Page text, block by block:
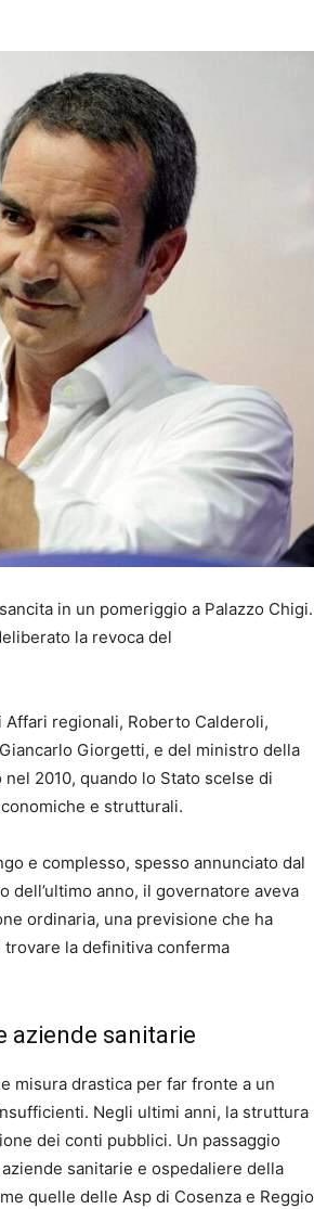
in un pomeriggio a Palazzo Chigi.
la revoca del
regionali, Roberto Calderoli,
Giorgetti, e del ministro della
2010, quando lo Stato scelse di
e strutturali.
e complesso, spesso annunciato dal
dell’ultimo anno, il governatore aveva
ordinaria, una previsione che ha
la definitiva conferma
aziende sanitarie
misura drastica per far fronte a un
Negli ultimi anni, la struttura
dei conti pubblici. Un passaggio
sanitarie e ospedaliere della
quelle delle Asp di Cosenza e Reggio